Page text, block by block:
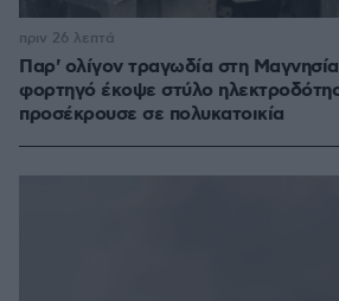
Παρ' ολίγον τραγωδία στη
φορτηγό έκοψε στύλο
προσέκρουσε σε πολυκατοικία
πριν 26 λεπτά